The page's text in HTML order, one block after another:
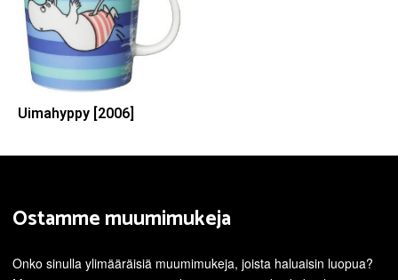
Uimahyppy [2006]
Ostamme muumimukeja
Onko sinulla ylimääräisiä muumimukeja, joista haluaisin luopua?